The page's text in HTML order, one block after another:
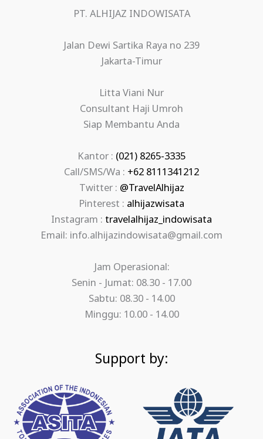
PT. ALHIJAZ INDOWISATA
Jalan Dewi Sartika Raya no 239
Jakarta-Timur
Litta Viani Nur
Consultant Haji Umroh
Siap Membantu Anda
Kantor : (021) 8265-3335
Call/SMS/Wa : +62 8111341212
Twitter : @TravelAlhijaz
Pinterest : alhijazwisata
Instagram : travelalhijaz_indowisata
Email: info.alhijazindowisata@gmail.com
Jam Operasional:
Senin - Jumat: 08.30 - 17.00
Sabtu: 08.30 - 14.00
Minggu: 10.00 - 14.00
Support by: